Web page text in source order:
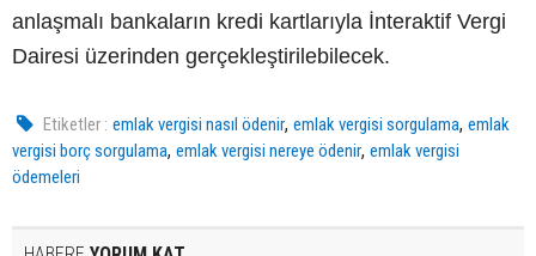
anlaşmalı bankaların kredi kartlarıyla İnteraktif Vergi
Dairesi üzerinden gerçekleştirilebilecek.
Etiketler : emlak vergisi nasıl ödenir,emlak vergisi sorgulama,emlak
vergisi borç sorgulama, emlak vergisi nereye ödenir, emlak vergisi
ödemeleri